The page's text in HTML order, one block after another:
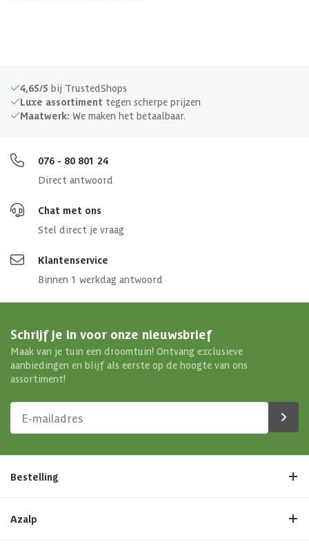
4,65/5 bij TrustedShops
Luxe assortiment tegen scherpe prijzen
Maatwerk: We maken het betaalbaar.
076 - 80 801 24
Direct antwoord
Chat met ons
Stel direct je vraag
Klantenservice
Binnen 1 werkdag antwoord
Schrijf je in voor onze nieuwsbrief
Maak van je tuin een droomtuin! Ontvang exclusieve
aanbiedingen en blijf als eerste op de hoogte van ons
assortiment!
Bestelling
Azalp